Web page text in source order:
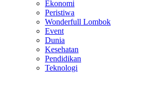
Ekonomi
Peristiwa
Wonderfull Lombok
Event
Dunia
Kesehatan
Pendidikan
Teknologi